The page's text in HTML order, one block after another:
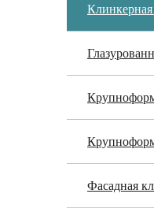
Фасадная